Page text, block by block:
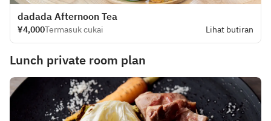
dadada Afternoon Tea
¥4,000Termasuk cukai Lihat butiran
Lunch private room plan